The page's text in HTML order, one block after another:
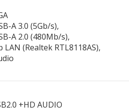
A 3.0 (5Gb/​s),
A 2.0 (480Mb/​s),
LAN (Realtek RTL8118AS),
+HD AUDIO